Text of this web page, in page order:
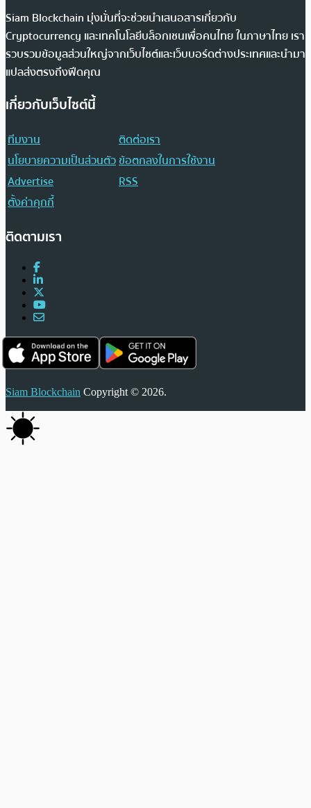
Siam Blockchain มุ่งมั่นที่จะช่วยนำเสนอสารเกี่ยวกับ
Cryptocurrency และเทคโนโลยีบล็อกเชนเพื่อคนไทย ในภาษาไทย เรา
รวบรวมข้อมูลส่วนใหญ่จากเว็บไซต์และเว็บบอร์ดต่างประเทศและนำมา
แปลส่งตรงถึงฟีดคุณ
เกี่ยวกับเว็บไซต์นี้
ทีมงาน
ติดต่อเรา
นโยบายความเป็นส่วนตัวข้อตกลงในการใช้งาน
Advertise
RSS
ตั้งค่าคุกกี้
ติดตามเรา
Siam Blockchain Copyright © 2026.